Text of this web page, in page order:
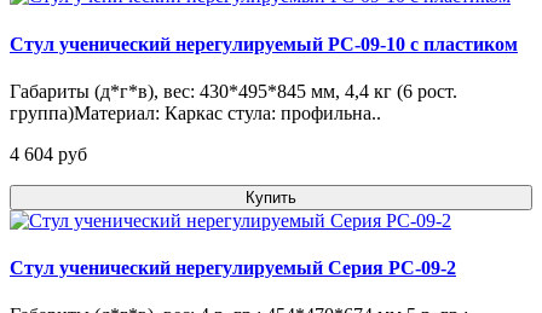
Стул ученический нерегулируемый РС-09-10 с пластиком
Габариты (д*г*в), вес: 430*495*845 мм, 4,4 кг (6 рост.
группа)Материал: Каркас стула: профильна..
4 604 pуб
Купить
Стул ученический нерегулируемый Серия РС-09-2